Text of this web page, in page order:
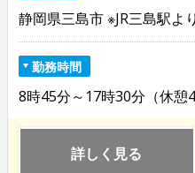
静岡県三島市 ※JR三島駅よ
勤務時間
8時45分～17時30分（休憩
詳しく見る